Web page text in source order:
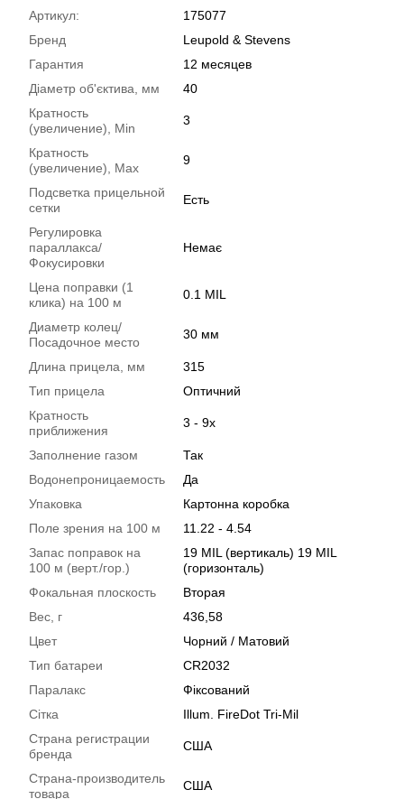
Артикул:
175077
Бренд
Leupold & Stevens
Гарантия
12 месяцев
Діаметр об'єктива, мм
40
Кратность
(увеличение), Min
3
Кратность
(увеличение), Max
9
Подсветка прицельной
сетки
Есть
Регулировка
параллакса/
Фокусировки
Немає
Цена поправки (1
клика) на 100 м
0.1 MIL
Диаметр колец/
Посадочное место
30 мм
Длина прицела, мм
315
Тип прицела
Оптичний
Кратность
приближения
3 - 9х
Заполнение газом
Так
Водонепроницаемость
Да
Упаковка
Картонна коробка
Поле зрения на 100 м
11.22 - 4.54
Запас поправок на
100 м (верт./гор.)
19 MIL (вертикаль) 19 MIL
(горизонталь)
Фокальная плоскость
Вторая
Вес, г
436,58
Цвет
Чорний / Матовий
Тип батареи
CR2032
Паралакс
Фіксований
Сітка
Illum. FireDot Tri-Mil
Страна регистрации
бренда
США
Страна-производитель
товара
США